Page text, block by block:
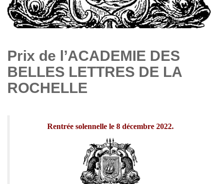
Prix de l’ACADEMIE DES
BELLES LETTRES DE LA
ROCHELLE
Rentrée solennelle le 8 décembre 2022.